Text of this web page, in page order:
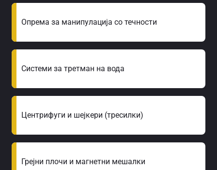
Опрема за манипулација со течности
Системи за третман на вода
Центрифуги и шејкери (тресилки)
Грејни плочи и магнетни мешалки